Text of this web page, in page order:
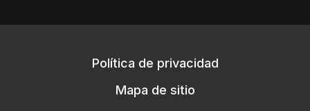
Política de privacidad
Mapa de sitio